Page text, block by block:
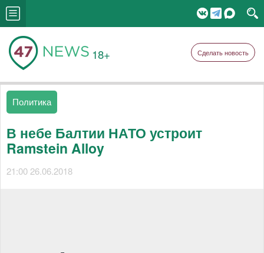
18+ Сделать новость
Политика
В небе Балтии НАТО устроит
Ramstein Alloy
21:00 26.06.2018